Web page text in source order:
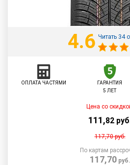
4.6 Читать 34
ОПЛАТА ЧАСТЯМИ
ГАРАНТИЯ
5 ЛЕТ
Цена со
111,82
117,70руб.
По картам
117,70руб.